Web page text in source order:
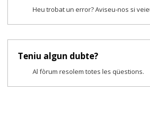
Heu trobat un error? Aviseu-nos si
Teniu algun dubte?
Al fòrum resolem totes les qüestions.